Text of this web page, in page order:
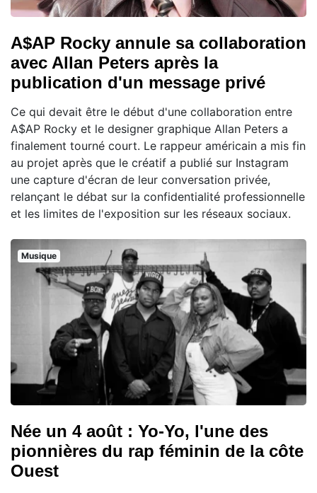
A$AP Rocky annule sa collaboration
avec Allan Peters après la
publication d'un message privé
Ce qui devait être le début d'une collaboration entre
A$AP Rocky et le designer graphique Allan Peters a
finalement tourné court. Le rappeur américain a mis fin
au projet après que le créatif a publié sur Instagram
une capture d'écran de leur conversation privée,
relançant le débat sur la confidentialité professionnelle
et les limites de l'exposition sur les réseaux sociaux.
Musique
Née un 4 août : Yo-Yo, l'une des
pionnières du rap féminin de la côte
Ouest